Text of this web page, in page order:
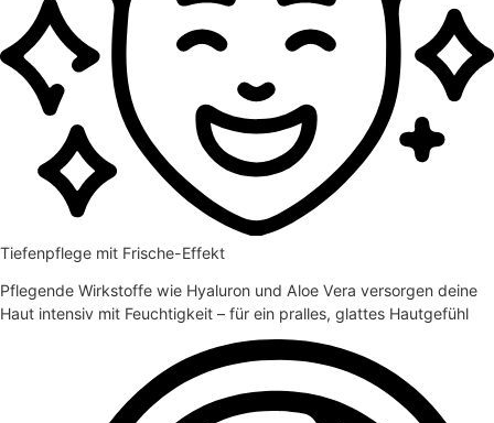
Tiefenpflege mit Frische-Effekt
Pflegende Wirkstoffe wie Hyaluron und Aloe Vera versorgen deine
Haut intensiv mit Feuchtigkeit – für ein pralles, glattes Hautgefühl